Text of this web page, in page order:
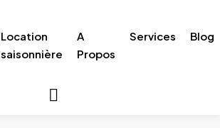
Location
saisonnière
A
Propos
Services Blog